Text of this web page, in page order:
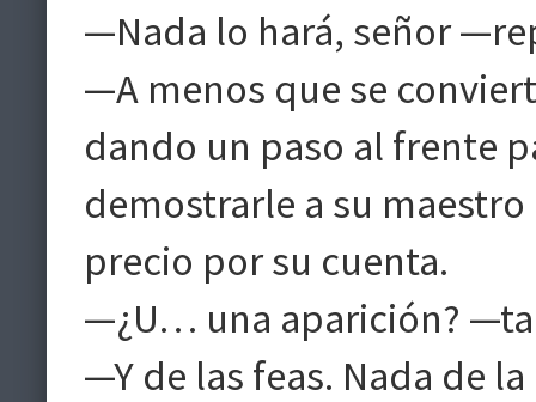
—Nada lo hará, señor
—A menos que se
dando un paso al frente
demostrarle a su
precio por su cuenta.
—¿U… una aparición?
—Y de las feas. Nada de